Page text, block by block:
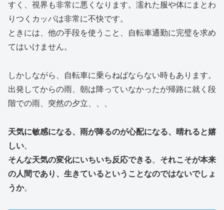
すく、視界も非常に悪くなります。濡れた服や体にまとわ
りつくカッパは非常に不快です。
ときには、他の手段を使うこと、自転車通勤に完璧を求め
てはいけません。
しかしながら、自転車に乗らねばならない時もあります。
出発してからの雨、朝は降っていなかったが帰路に就く段
階での雨、突然の夕立、、、
天気に敏感になる、雨が降るのが心配になる、晴れると嬉
しい。
そんな天気の変化にいちいち反応できる。 それこそが本来
の人間であり、生きているということなのではないでしょ
うか。